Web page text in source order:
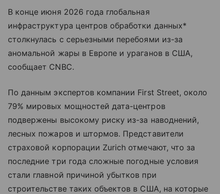
В конце июня 2026 года глобальная
инфраструктура центров обработки данных*
столкнулась с серьезными перебоями из-за
аномальной жары в Европе и ураганов в США,
сообщает CNBC.
По данным экспертов компании First Street, около
79% мировых мощностей дата-центров
подвержены высокому риску из-за наводнений,
лесных пожаров и штормов. Представители
страховой корпорации Zurich отмечают, что за
последние три года сложные погодные условия
стали главной причиной убытков при
строительстве таких объектов в США, на которые